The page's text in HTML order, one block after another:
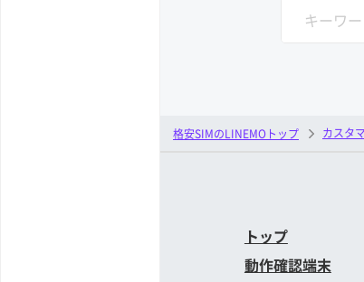
格安SIMのLINEMOトップ カスタ
トップ
動作確認端末